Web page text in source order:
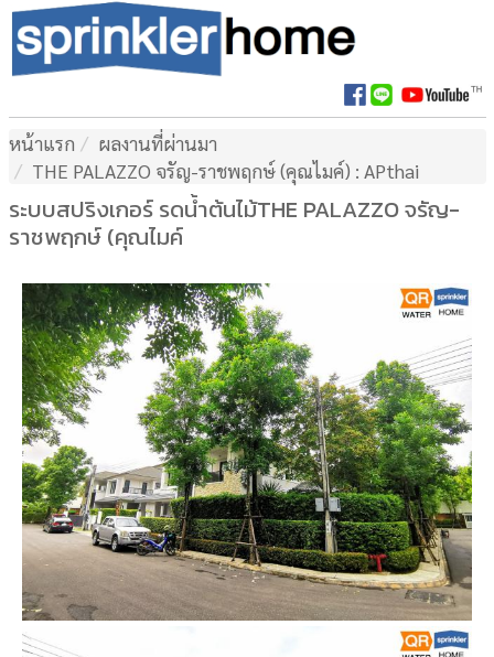
หน้าแรก
ผลงานที่ผ่านมา
THE PALAZZO จรัญ-ราชพฤกษ์ (คุณไมค์) : APthai
ระบบสปริงเกอร์ รดน้ำต้นไม้THE PALAZZO จรัญ-
ราชพฤกษ์ (คุณไมค์